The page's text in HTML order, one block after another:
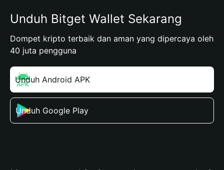
Unduh Bitget Wallet Sekarang
Dompet kripto terbaik dan aman yang dipercaya oleh
40 juta pengguna
Unduh Android APK
Unduh Google Play